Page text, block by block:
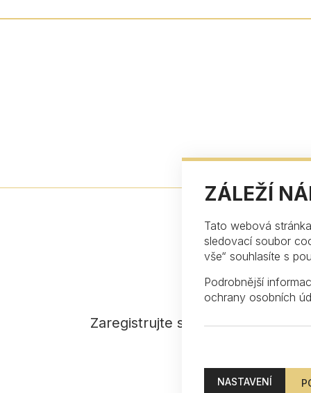
ZÁLEŽÍ
Tato webová
sledovací soubor
vše“ souhlasíte s
Podrobnější
ochrany osobních
NASTAVENÍ
Zaregistrujte se k odběru